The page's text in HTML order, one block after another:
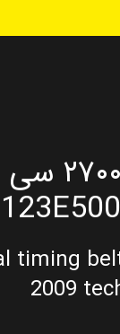
تسمه تایم اصلی
timing
2009